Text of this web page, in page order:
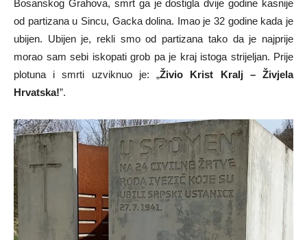
Bosanskog Grahova, smrt ga je dostigla dvije godine kasnije
od partizana u Sincu, Gacka dolina. Imao je 32 godine kada je
ubijen. Ubijen je, rekli smo od partizana tako da je najprije
morao sam sebi iskopati grob pa je kraj istoga strijeljan. Prije
plotuna i smrti uzviknuo je: „Živio Krist Kralj – Živjela
Hrvatska!”.